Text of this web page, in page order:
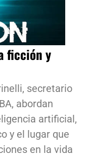
ficción y
secretario
abordan
artificial,
y el lugar que
en la vida